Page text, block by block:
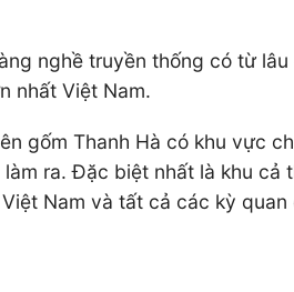
nghề truyền thống có từ
nhất Việt Nam.
gốm Thanh Hà có khu vực
ra. Đặc biệt nhất là khu cả
Nam và tất cả các kỳ